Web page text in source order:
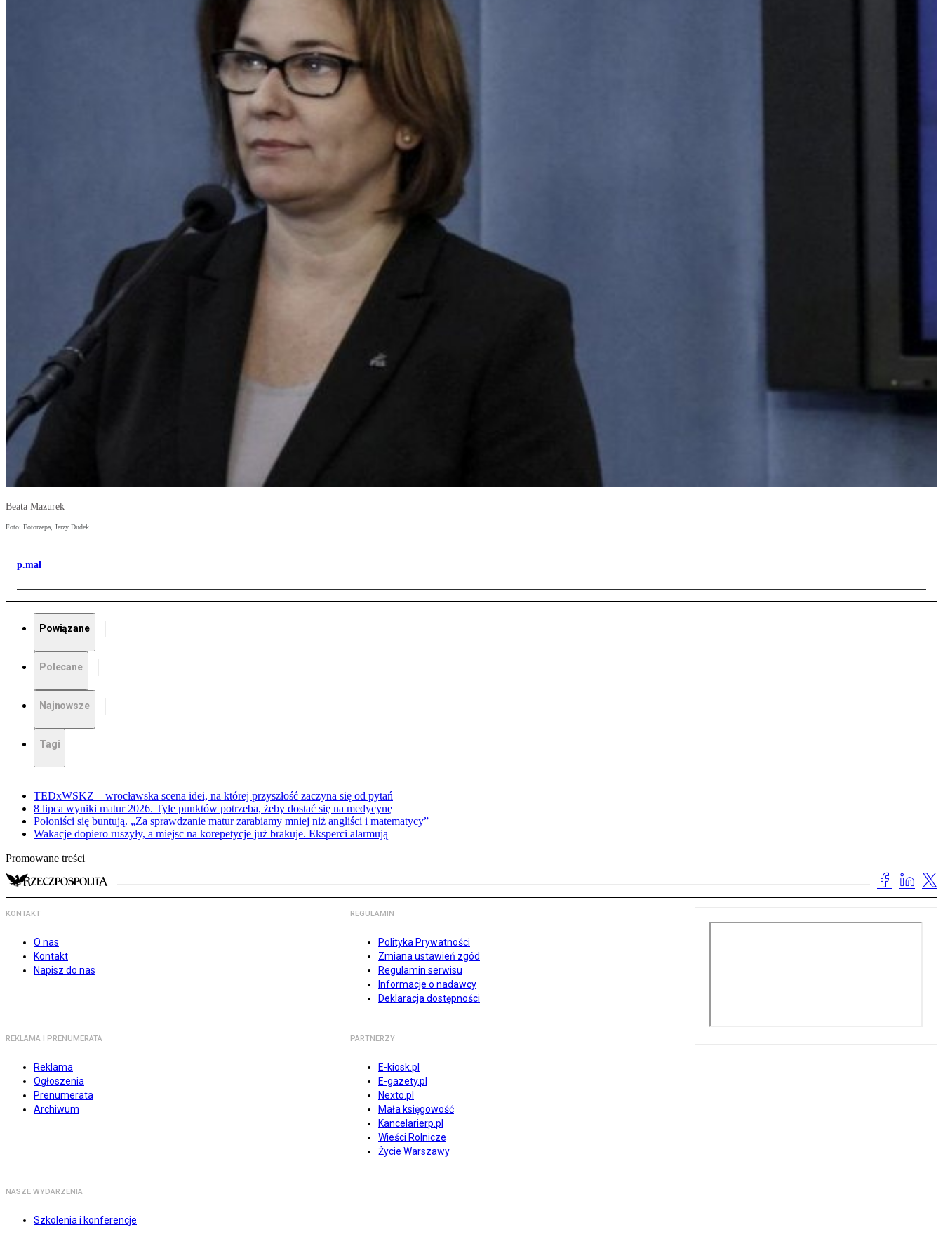
Beata Mazurek
Foto: Fotorzepa, Jerzy Dudek
p.mal
Powiązane
Polecane
Najnowsze
Tagi
TEDxWSKZ – wrocławska scena idei, na której przyszłość zaczyna się od pytań
8 lipca wyniki matur 2026. Tyle punktów potrzeba, żeby dostać się na medycynę
Poloniści się buntują. „Za sprawdzanie matur zarabiamy mniej niż angliści i matematycy”
Wakacje dopiero ruszyły, a miejsc na korepetycje już brakuje. Eksperci alarmują
Promowane treści
KONTAKT
O nas
Kontakt
Napisz do nas
REGULAMIN
Polityka Prywatności
Zmiana ustawień zgód
Regulamin serwisu
Informacje o nadawcy
Deklaracja dostępności
REKLAMA I PRENUMERATA
Reklama
Ogłoszenia
Prenumerata
Archiwum
PARTNERZY
E-kiosk.pl
E-gazety.pl
Nexto.pl
Mała księgowość
Kancelarierp.pl
Wieści Rolnicze
Życie Warszawy
NASZE WYDARZENIA
Szkolenia i konferencje